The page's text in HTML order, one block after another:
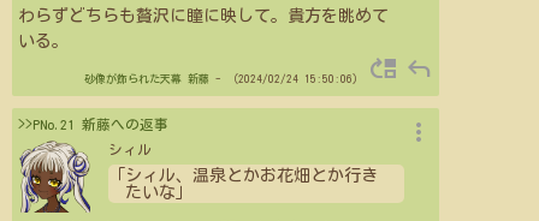
わらずどちらも贅沢に瞳に映して。貴方を眺めて
いる。
砂像が飾られた天幕 新藤 - （2024/02/24 15:50:06） move_up reply
>>PNo.21 新藤への返事
シィル
「シィル、温泉とかお花畑とか行き
たいな」
more_vert